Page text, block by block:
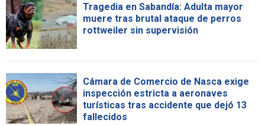
Tragedia en Sabandía: Adulta mayor
muere tras brutal ataque de perros
rottweiler sin supervisión
Cámara de Comercio de Nasca exige
inspección estricta a aeronaves
turísticas tras accidente que dejó 13
fallecidos